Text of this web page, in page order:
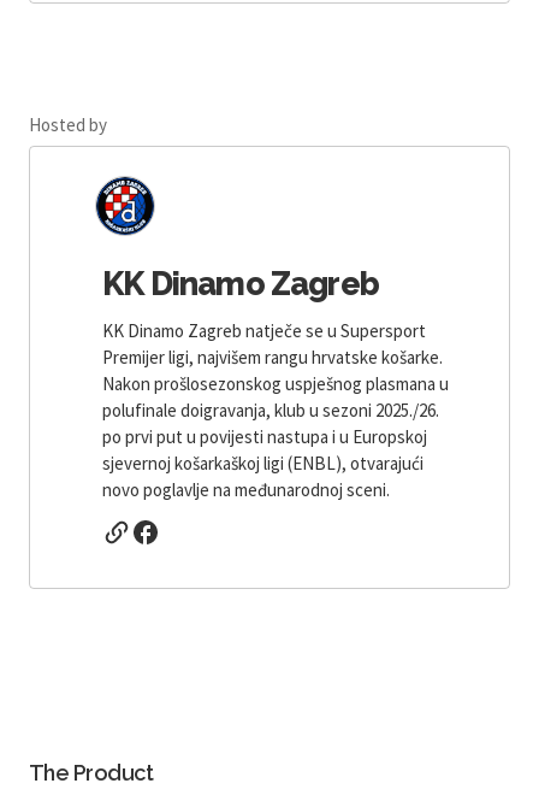
Hosted by
KK Dinamo Zagreb
KK Dinamo Zagreb natječe se u Supersport
Premijer ligi, najvišem rangu hrvatske košarke.
Nakon prošlosezonskog uspješnog plasmana u
polufinale doigravanja, klub u sezoni 2025./26.
po prvi put u povijesti nastupa i u Europskoj
sjevernoj košarkaškoj ligi (ENBL), otvarajući
novo poglavlje na međunarodnoj sceni.
The Product